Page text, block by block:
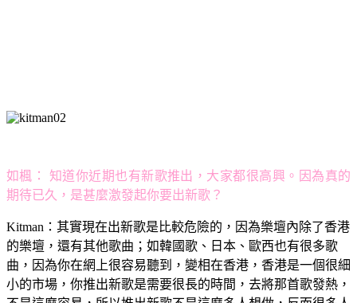
如楓：
知道你近期也有新歌推出，大家都很高興。因為真的
期待已久，是甚麼激發起你要出新歌？
Kitman： 其實現在出新歌是比較危險的，因為樂壇內除了香港
的樂壇，還有其他歌曲；如韓國歌、日本、歐西也有很多歌
曲，因為你在網上很容易聽到，變相在香港，香港是一個很細
小的市場，你推出新歌是需要很長的時間，去將那首歌發熱，